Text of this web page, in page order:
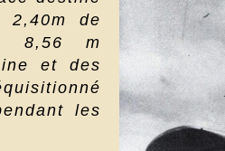
2,40m de
8,56 m
et des
les